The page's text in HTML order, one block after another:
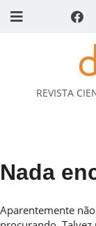
REVISTA
Nada
Aparentemente